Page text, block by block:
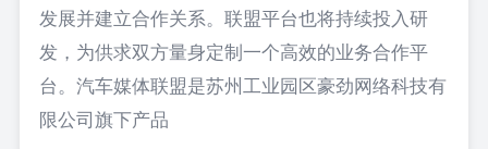
发展并建立合作关系。联盟平台也将持续投入研
发，为供求双方量身定制一个高效的业务合作平
台。汽车媒体联盟是苏州工业园区豪劲网络科技有
限公司旗下产品